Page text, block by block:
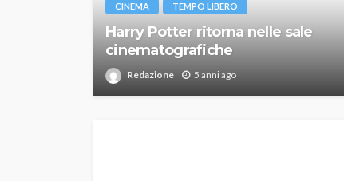
CINEMA TEMPO LIBERO
Harry Potter ritorna nelle sale
cinematografiche
Redazione 5 anni ago